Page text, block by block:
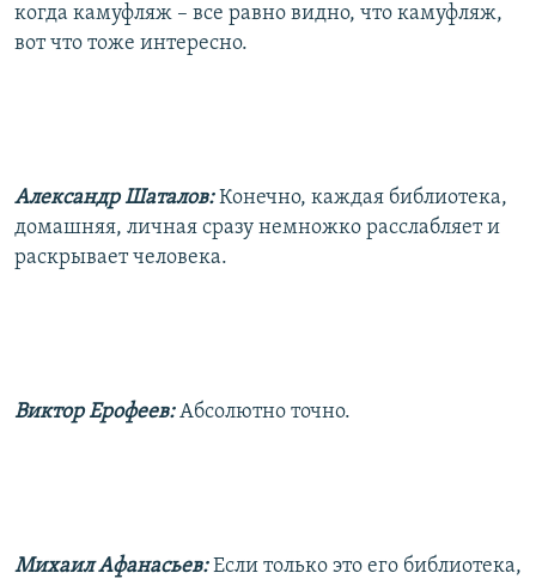
когда камуфляж – все равно видно, что камуфляж,
вот что тоже интересно.
Александр Шаталов: Конечно, каждая библиотека,
домашняя, личная сразу немножко расслабляет и
раскрывает человека.
Виктор Ерофеев: Абсолютно точно.
Михаил Афанасьев: Если только это его библиотека,